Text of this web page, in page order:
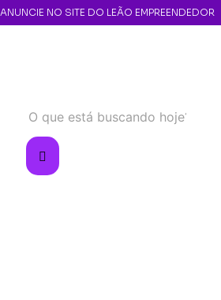
NO SITE DO LEÃO EMPREENDEDOR